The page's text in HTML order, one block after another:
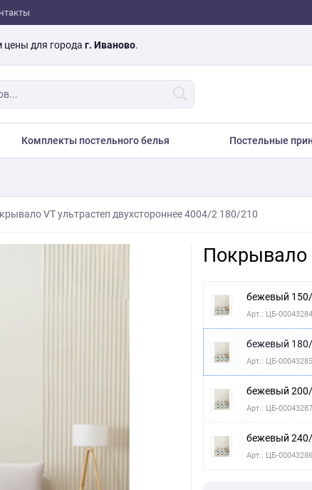
цены для города г. Иваново.
Комплекты постельного белья Постельные
VT ультрастеп двухстороннее 4004/2 180/210
Покрывало
бежевый
Арт.: ЦБ-00043284
бежевый
Арт.: ЦБ-00043285
бежевый
Арт.: ЦБ-00043287
бежевый
Арт.: ЦБ-00043286